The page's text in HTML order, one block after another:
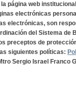
página web
electrónicas
electrónicas, son
del Sistema de
preceptos de
siguientes políticas:
Sergio Israel Franco